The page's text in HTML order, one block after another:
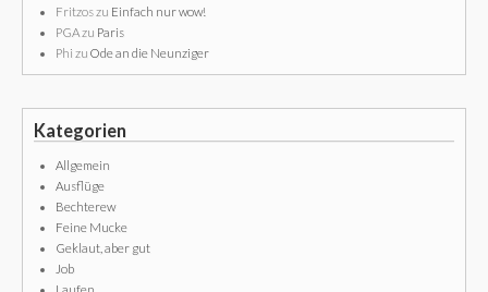
Fritzoszu Einfach nur wow!
PGAzu Paris
Phi zu Ode an die Neunziger
Kategorien
Allgemein
Ausflüge
Bechterew
Feine Mucke
Geklaut, aber gut
Job